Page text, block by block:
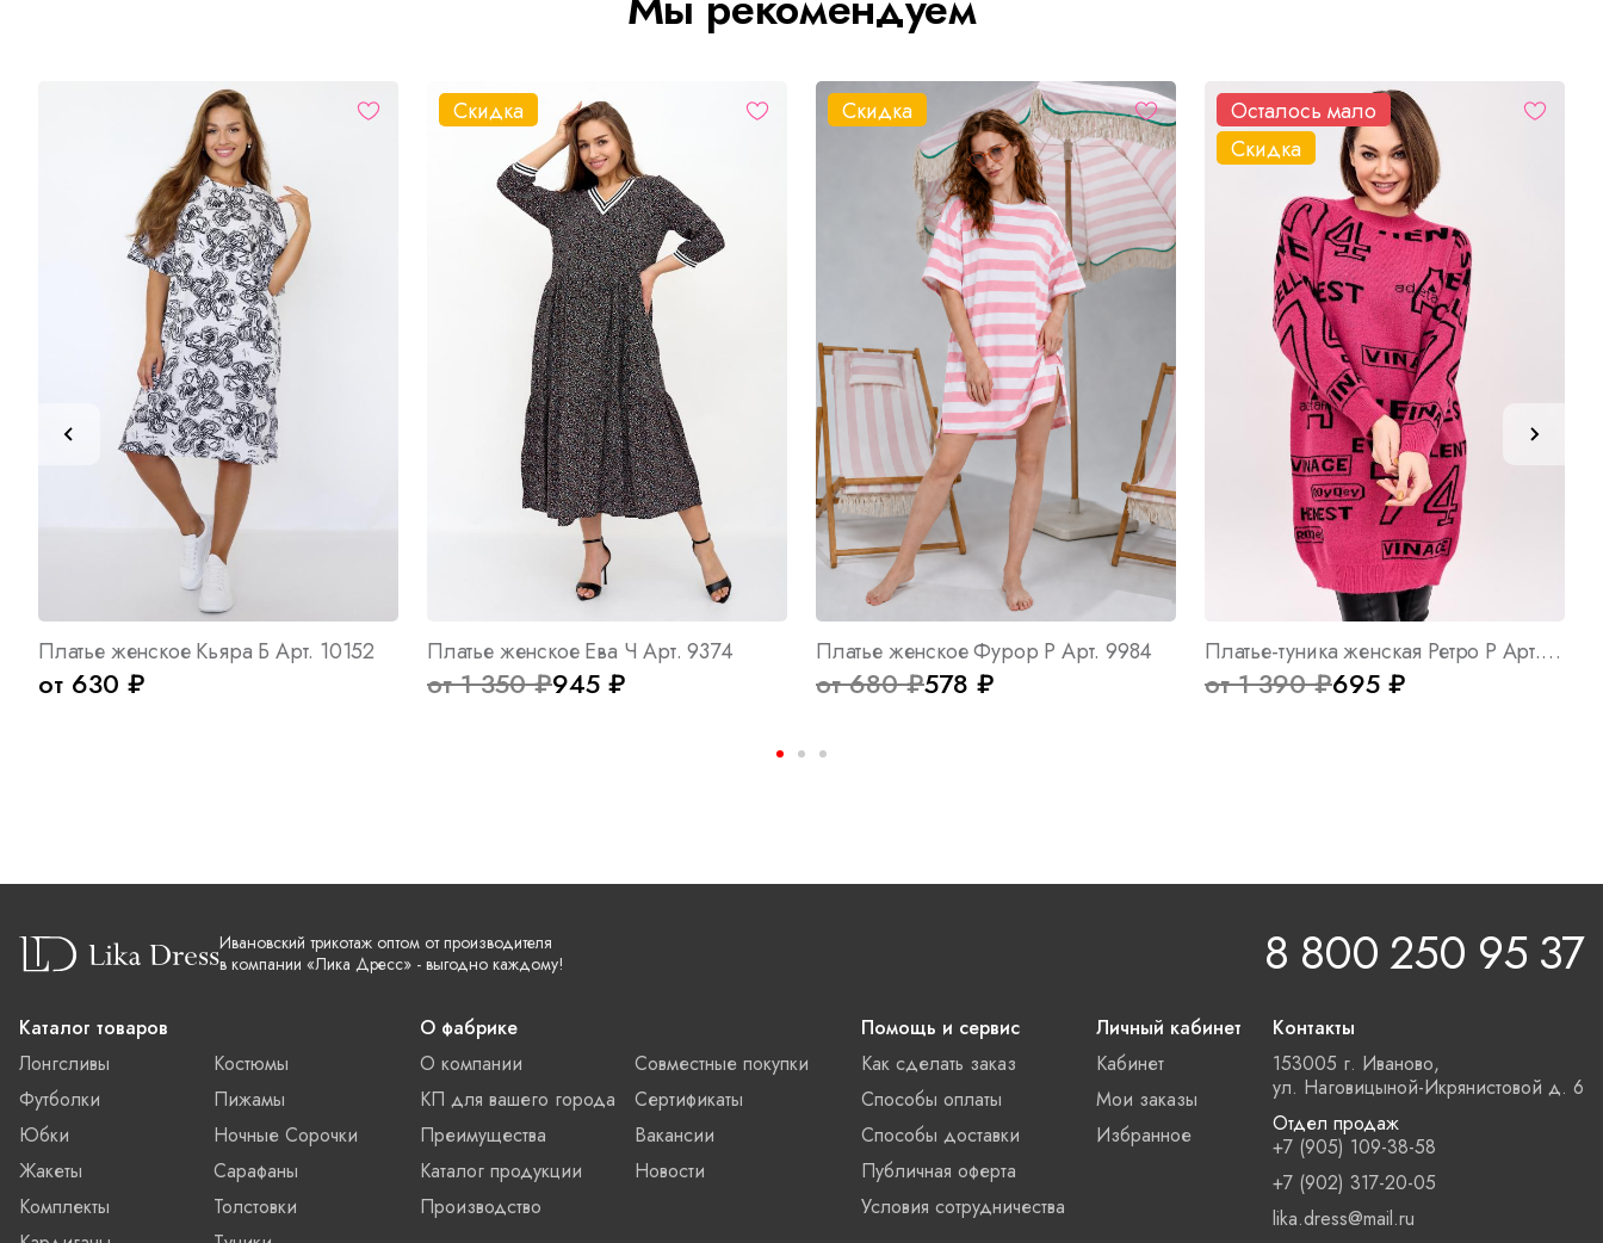
Платье женское Кьяра Б Арт. 10152
от 630 ₽
Скидка
Платье женское Ева Ч Арт. 9374
от 1 350 ₽945 ₽
Скидка
Платье женское Фурор Р Арт. 9984
от 680 ₽578 ₽
Осталось мало
Скидка
Платье-туника женская Ретро Р Арт. 8937
от 1 390 ₽695 ₽
Ивановский трикотаж оптом от производителя
в компании «Лика Дресс» - выгодно каждому!
8 800 250 95 37
Каталог товаров
Лонгсливы
Футболки
Юбки
Жакеты
Комплекты
Костюмы
Пижамы
Ночные Сорочки
Сарафаны
Толстовки
О фабрике
О компании
КП для вашего города
Преимущества
Каталог продукции
Производство
Совместные покупки
Сертификаты
Вакансии
Новости
Помощь и сервис
Как сделать заказ
Способы оплаты
Способы доставки
Публичная оферта
Условия сотрудничества
Личный кабинет
Кабинет
Мои заказы
Избранное
Контакты
153005 г. Иваново,
ул. Наговицыной-Икрянистовой д. 6
Отдел продаж
+7 (905) 109-38-58
+7 (902) 317-20-05
lika.dress@mail.ru